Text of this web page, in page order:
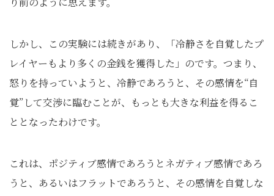
しかし、この実験には続きがあり、「冷静さを自覚したプ
レイヤーもより多くの金銭を獲得した」のです。つまり、
怒りを持っていようと、冷静であろうと、その感情を“自
覚”して交渉に臨むことが、もっとも大きな利益を得るこ
ととなったわけです。
これは、ポジティブ感情であろうとネガティブ感情であろ
うと、あるいはフラットであろうと、その感情を自覚しな